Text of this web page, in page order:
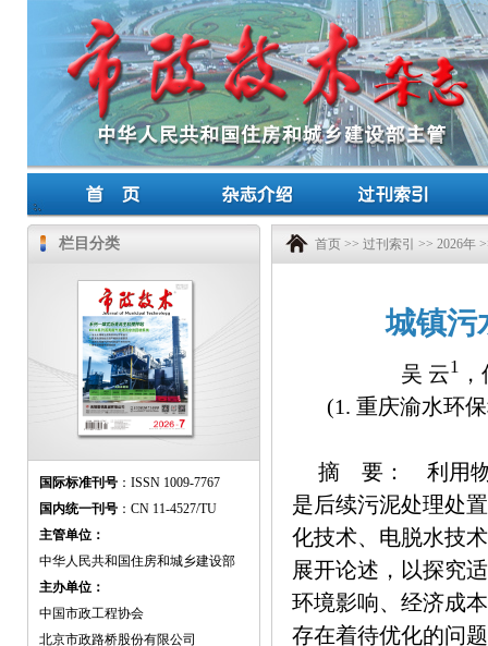
栏目分类
国际标准刊号 ：ISSN 1009-7767
国内统一刊号 ：CN 11-4527/TU
主管单位：
中华人民共和国住房和城乡建设部
主办单位：
中国市政工程协会
北京市政路桥股份有限公司
首页 >> 过刊索引 >> 2026年
城镇污
吴 云1
(1. 重庆渝水环
摘 要： 利用物
是后续污泥处理处
化技术、电脱水技
展开论述，以探究
环境影响、经济成
存在着待优化的问